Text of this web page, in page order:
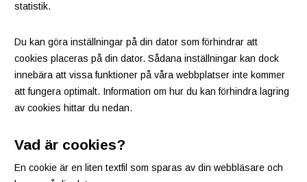
statistik.
Du kan göra inställningar på din dator som förhindrar att
cookies placeras på din dator. Sådana inställningar kan dock
innebära att vissa funktioner på våra webbplatser inte kommer
att fungera optimalt. Information om hur du kan förhindra lagring
av cookies hittar du nedan.
Vad är cookies?
En cookie är en liten textfil som sparas av din webbläsare och